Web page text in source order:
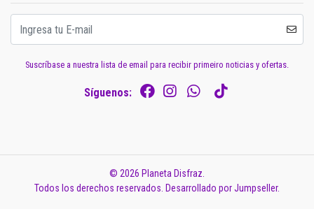
Suscríbase a nuestra lista de email para recibir primeiro noticias y ofertas.
Síguenos:
© 2026 Planeta Disfraz.
Todos los derechos reservados. Desarrollado por Jumpseller.